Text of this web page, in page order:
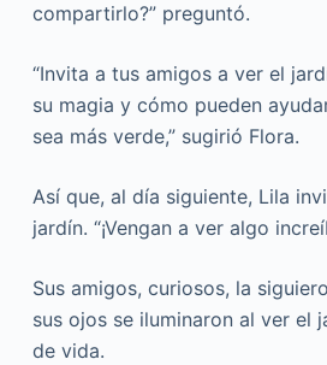
compartirlo?” preguntó.
“Invita a tus amigos a ver el
su magia y cómo pueden
sea más verde,” sugirió Flora.
Así que, al día siguiente, Lila
jardín. “¡Vengan a ver algo
Sus amigos, curiosos, la
sus ojos se iluminaron al ver el
de vida.